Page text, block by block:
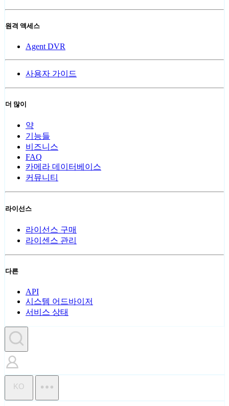
원격 액세스
Agent DVR
사용자 가이드
더 많이
약
기능들
비즈니스
FAQ
카메라 데이터베이스
커뮤니티
라이선스
라이선스 구매
라이센스 관리
다른
API
시스템 어드바이저
서비스 상태
KO